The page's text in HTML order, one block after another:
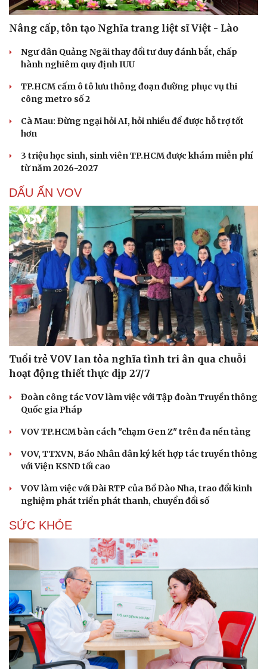
Nâng cấp, tôn tạo Nghĩa trang liệt sĩ Việt - Lào
Ngư dân Quảng Ngãi thay đổi tư duy đánh bắt, chấp
hành nghiêm quy định IUU
TP.HCM cấm ô tô lưu thông đoạn đường phục vụ thi
công metro số 2
Cà Mau: Đừng ngại hỏi AI, hỏi nhiều để được hỗ trợ tốt
hơn
3 triệu học sinh, sinh viên TP.HCM được khám miễn phí
từ năm 2026-2027
DẤU ẤN VOV
Tuổi trẻ VOV lan tỏa nghĩa tình tri ân qua chuỗi
hoạt động thiết thực dịp 27/7
Đoàn công tác VOV làm việc với Tập đoàn Truyền thông
Quốc gia Pháp
VOV TP.HCM bàn cách "chạm Gen Z" trên đa nền tảng
VOV, TTXVN, Báo Nhân dân ký kết hợp tác truyền thông
với Viện KSND tối cao
VOV làm việc với Đài RTP của Bồ Đào Nha, trao đổi kinh
nghiệm phát triển phát thanh, chuyển đổi số
SỨC KHỎE